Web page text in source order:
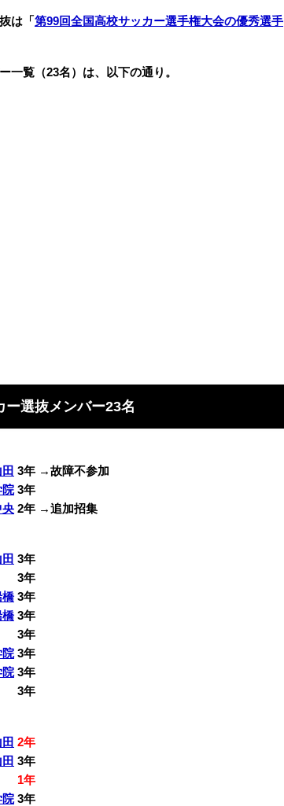
は「 第99回全国高校サッカー選手権大会の優秀選手
一覧（23名）は、以下の通り。
ー選抜メンバー23名
3年 →故障不参加
院3年
央 2年 →追加招集
3年
年
橋 3年
橋 3年
年
院3年
院3年
年
2年
3年
1年
院3年